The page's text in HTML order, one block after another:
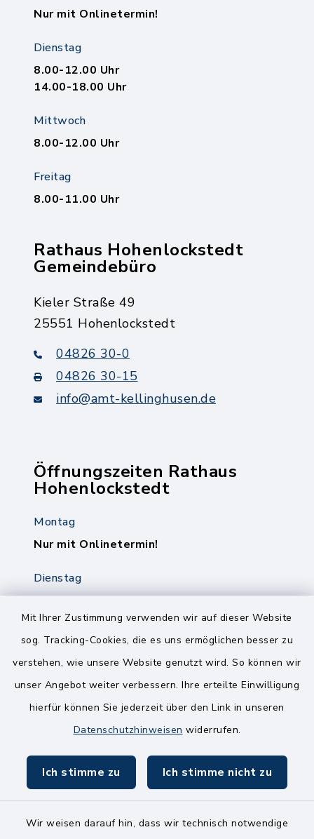
Mit Ihrer Zustimmung verwenden wir auf dieser Website
sog. Tracking-Cookies, die es uns ermöglichen besser zu
verstehen, wie unsere Website genutzt wird. So können wir
unser Angebot weiter verbessern. Ihre erteilte Einwilligung
hierfür können Sie jederzeit über den Link in unseren
Datenschutzhinweisen widerrufen.
Ich stimme zu Ich stimme nicht zu
Wir weisen darauf hin, dass wir technisch notwendige
Nur mit Onlinetermin!
Dienstag
8.00-12.00 Uhr
14.00-18.00 Uhr
Mittwoch
8.00-12.00 Uhr
Freitag
8.00-11.00 Uhr
Rathaus Hohenlockstedt
Gemeindebüro
Kieler Straße 49
25551 Hohenlockstedt
04826 30-0
04826 30-15
info@amt-kellinghusen.de
Öffnungszeiten Rathaus
Hohenlockstedt
Montag
Nur mit Onlinetermin!
Dienstag
8.00-12.00 Uhr
14.00-18.00 Uhr
Freitag
8.00-11.00 Uhr